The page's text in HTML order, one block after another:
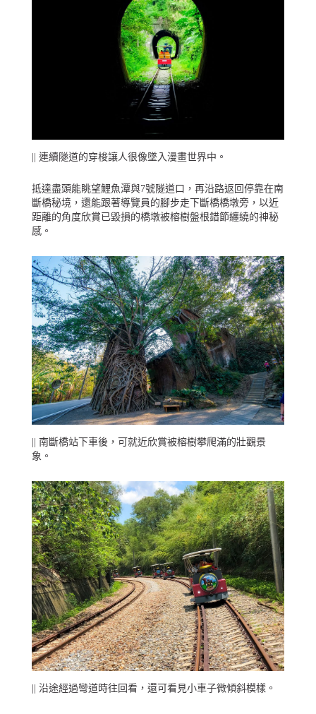
|| 連續隧道的穿梭讓人很像墜入漫畫世界中。
抵達盡頭能眺望鯉魚潭與7號隧道口，再沿路返回停靠在南
斷橋秘境，還能跟著導覽員的腳步走下斷橋橋墩旁，以近
距離的角度欣賞已毀損的橋墩被榕樹盤根錯節纏繞的神秘
感。
|| 南斷橋站下車後，可就近欣賞被榕樹攀爬滿的壯觀景
象。
|| 沿途經過彎道時往回看，還可看見小車子微傾斜模樣。